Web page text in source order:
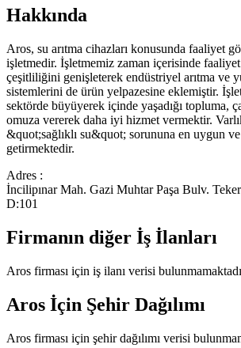
Hakkında
Aros, su arıtma cihazları konusunda faaliyet
işletmedir. İşletmemiz zaman içerisinde
çeşitliliğini genişleterek endüstriyel arıtma ve
sistemlerini de ürün yelpazesine eklemiştir.
sektörde büyüyerek içinde yaşadığı topluma,
omuza vererek daha iyi hizmet vermektir.
&quot;sağlıklı su&quot; sorununa en uygun
getirmektedir.
Adres :
İncilipınar Mah. Gazi Muhtar Paşa Bulv.
D:101
Firmanın diğer İş İlanları
Aros firması için iş ilanı verisi
Aros İçin Şehir Dağılımı
Aros firması için şehir dağılımı verisi